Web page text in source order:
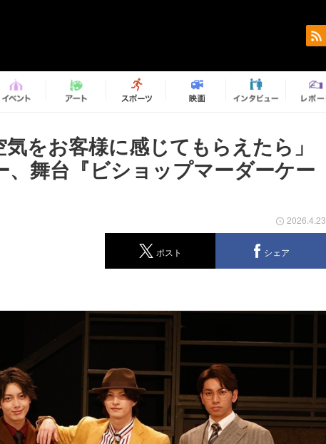
をお客様に感じてもらえたら」
、舞台『ビショップマーダーケー
2026.4.23
ポスト シェア